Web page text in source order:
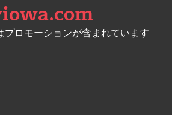
プロモーションが含まれています